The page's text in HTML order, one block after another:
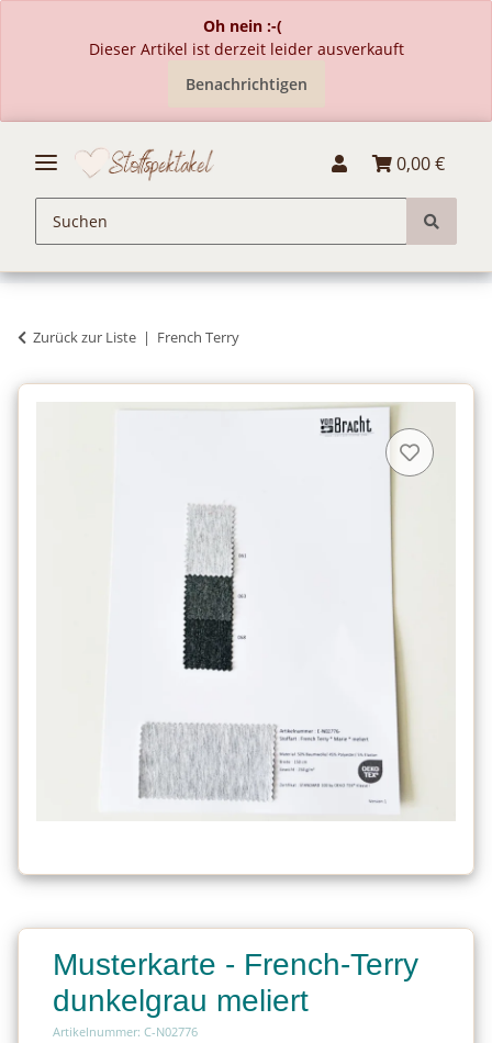
Oh nein :-(
Dieser Artikel ist derzeit leider ausverkauft
Benachrichtigen
0,00 €
Zurück zur Liste French Terry
Musterkarte - French-Terry
dunkelgrau meliert
Artikelnummer: C-N02776